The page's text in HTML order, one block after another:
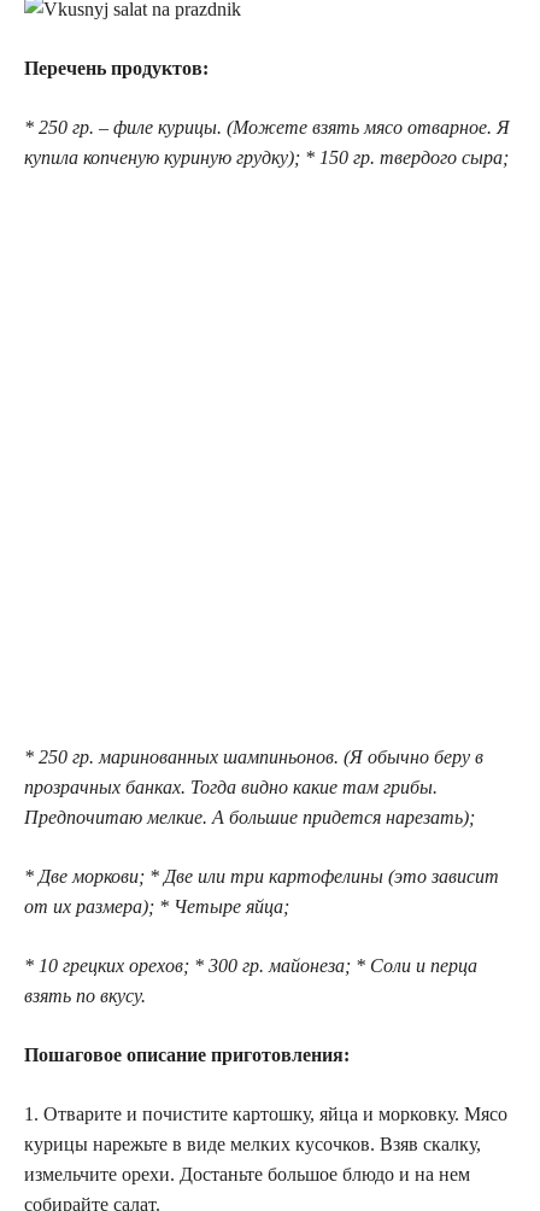
Перечень продуктов:
* 250 гр. – филе курицы. (Можете взять мясо отварное. Я
купила копченую куриную грудку); * 150 гр. твердого сыра;
* 250 гр. маринованных шампиньонов. (Я обычно беру в
прозрачных банках. Тогда видно какие там грибы.
Предпочитаю мелкие. А большие придется нарезать);
* Две моркови; * Две или три картофелины (это зависит
от их размера); * Четыре яйца;
* 10 грецких орехов; * 300 гр. майонеза; * Соли и перца
взять по вкусу.
Пошаговое описание приготовления:
1. Отварите и почистите картошку, яйца и морковку. Мясо
курицы нарежьте в виде мелких кусочков. Взяв скалку,
измельчите орехи. Достаньте большое блюдо и на нем
собирайте салат.